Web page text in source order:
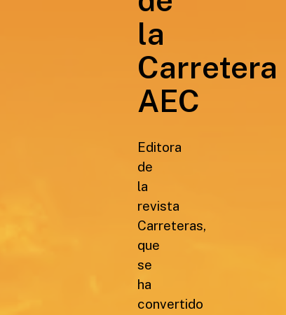
la
Carretera
AEC
Editora
de
la
revista
Carreteras,
que
se
ha
convertido